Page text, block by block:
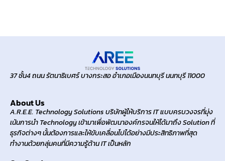
37 ชั้น4 ถนน รัตนาธิเบศร์ บางกระสอ อำเภอเมืองนนทบุรี นนทบุรี 11000
About Us
A.R.E.E. Technology Solutions บริษัทผู้ให้บริการ IT แบบครบวงจรที่มุ่ง
เน้นการนำ Technology เข้ามาเพื่อพัฒนาองค์กรจนให้ได้มาถึง Solution ที่
ธุรกิจต่างๆ นั้นต้องการและให้ขับเคลื่อนไปได้อย่างมีประสิทธิภาพที่สุด
ทำงานด้วยกลุ่มคนที่มีความรู้ด้าน IT เป็นหลัก